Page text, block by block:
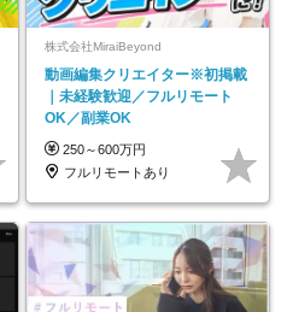
株式会社MiraiBeyond
動画編集クリエイター※初掲載
｜未経験歓迎／フルリモート
OK／副業OK
250～600万円
フルリモートあり